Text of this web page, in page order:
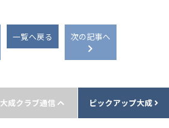
一覧へ戻る 次の記事へ
大成クラブ通信 ピックアップ大成